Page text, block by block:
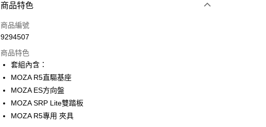
付款方式
信用卡一次付款
Apple Pay
街口支付
悠遊付
Google Pay
商品特色
商品編號
9294507
商品特色
套組內含：
MOZA R5直驅基座
MOZA ES方向盤
MOZA SRP Lite雙踏板
MOZA R5專用 夾具